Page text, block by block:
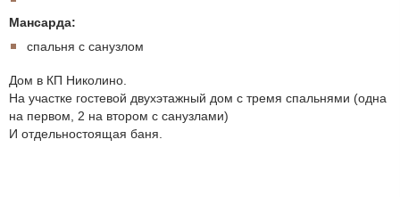
Мансарда:
спальня с санузлом
Дом в КП Николино.
На участке гостевой двухэтажный дом с тремя спальнями (одна
на первом, 2 на втором с санузлами)
И отдельностоящая баня.